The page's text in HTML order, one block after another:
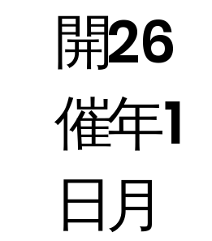
開
催
日
26
年1
月